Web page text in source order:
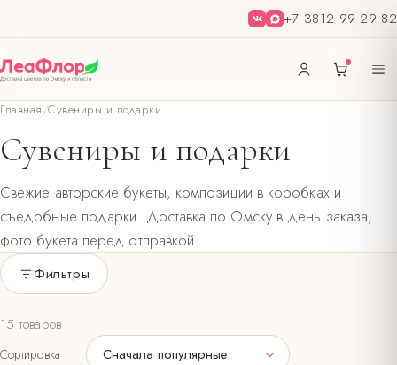
+7 3812 99 29 82
Главная/Сувениры и подарки
Сувениры и подарки
Свежие авторские букеты, композиции в коробках и
съедобные подарки. Доставка по Омску в день заказа,
фото букета перед отправкой.
Только в наличии
ЦВЕТ БУКЕТА
Фильтры
15 товаров
Сортировка Сначала популярные